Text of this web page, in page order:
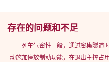
存在的问题和不足
列车气密性一般，通过密集隧道
动施加停放制动功能，在退出主控占